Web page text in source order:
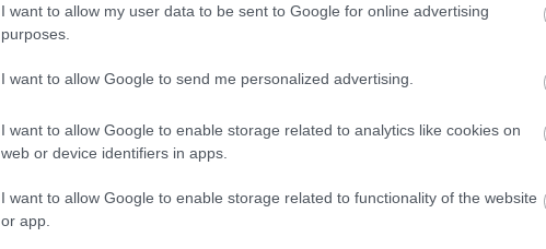
I want to allow my user data to be sent to Google for online advertising
purposes.
I want to allow Google to send me personalized advertising.
I want to allow Google to enable storage related to analytics like cookies on
web or device identifiers in apps.
I want to allow Google to enable storage related to functionality of the website
or app.